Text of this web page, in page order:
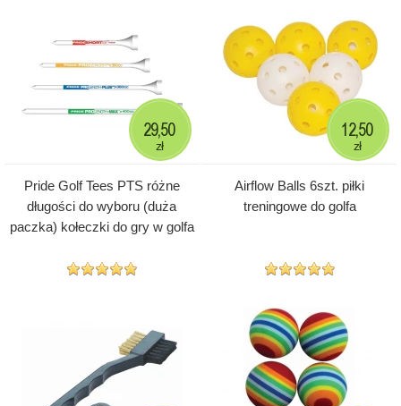
Pride Golf Tees PTS różne
długości do wyboru (duża
paczka) kołeczki do gry w golfa
29,50
zł
Airflow Balls 6szt. piłki
treningowe do golfa
12,50
zł